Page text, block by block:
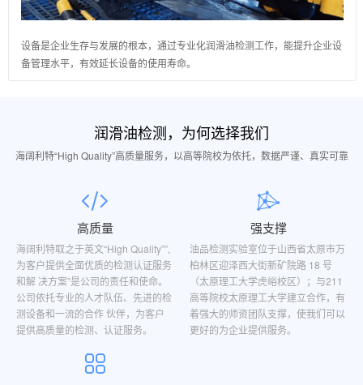
设备是企业生存与发展的根本，通过专业化润滑油检测工作，能提升企业设
备管理水平，有效延长设备的使用寿命。
润滑油检测，为何选择我们
海阔利特“High Quality”高质量服务，以高等院校为依托，数据严谨、真实可靠
高质量
海阔利特取之于英文“High Quality””,
为客户提供全面优质的检测认证服务
和解 决方案”是公司的责任和使命。
公司依托专业的人才队伍、先进的检
测设备和一流的合作 伙伴，为客户
提供高质量的检测、认证服务。
强支撑
油品检测实验室位于山西省太原市万
柏林区迎泽西大街新矿院路 18 号
（太原理工大学虎峪校区）；与211
高等院校太原理工大学建立合作，有
着强大的师资团队支撑，使我们可以
更好的为企业提供服务。